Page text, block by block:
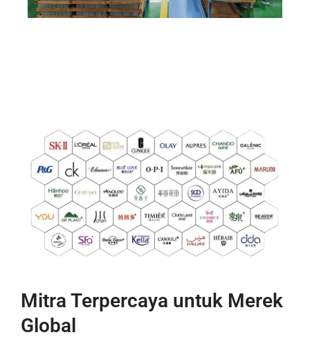
Mitra Terpercaya untuk Merek
Global